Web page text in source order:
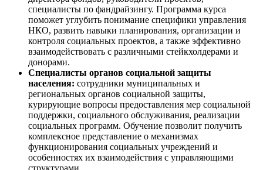
специалисты по фандрайзингу. Программа курса
поможет углубить понимание специфики управления
НКО, развить навыки планирования, организации и
контроля социальных проектов, а также эффективно
взаимодействовать с различными стейкхолдерами и
донорами.
Специалисты органов социальной защиты
населения: сотрудники муниципальных и
региональных органов социальной защиты,
курирующие вопросы предоставления мер социальной
поддержки, социального обслуживания, реализации
социальных программ. Обучение позволит получить
комплексное представление о механизмах
функционирования социальных учреждений и
особенностях их взаимодействия с управляющими